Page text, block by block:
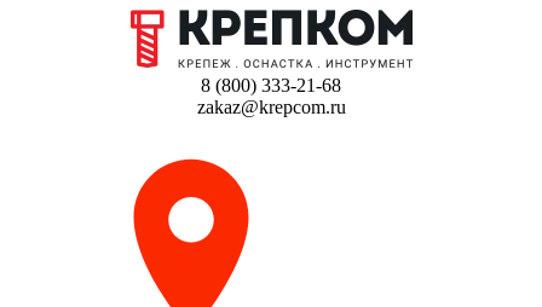
8 (800) 333-21-68
zakaz@krepcom.ru